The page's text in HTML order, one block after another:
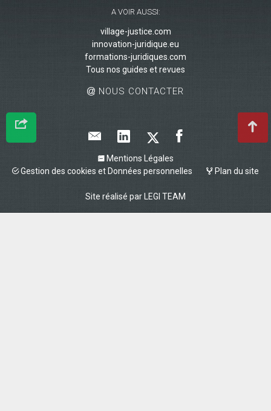
A VOIR AUSSI:
village-justice.com
innovation-juridique.eu
formations-juridiques.com
Tous nos guides et revues
NOUS CONTACTER
Mentions Légales
Gestion des cookies et Données personnelles
Plan du site
Site réalisé parLEGI TEAM